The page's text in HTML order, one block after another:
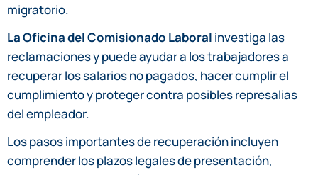
migratorio.
La Oficina del Comisionado Laboral investiga las
reclamaciones y puede ayudar a los trabajadores a
recuperar los salarios no pagados, hacer cumplir el
cumplimiento y proteger contra posibles represalias
del empleador.
Los pasos importantes de recuperación incluyen
comprender los plazos legales de presentación,